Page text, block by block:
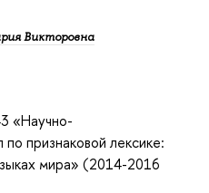
Викторовна
«Научно-
признаковой лексике:
мира» (2014-2016